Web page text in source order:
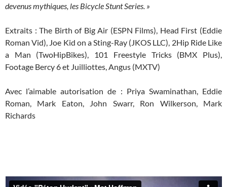
devenus mythiques, les Bicycle Stunt Series. »
Extraits : The Birth of Big Air (ESPN Films), Head First (Eddie
Roman Vid), Joe Kid on a Sting-Ray (JKOS LLC), 2Hip Ride Like
a Man (TwoHipBikes), 101 Freestyle Tricks (BMX Plus),
Footage Bercy 6 et Juilliottes, Angus (MXTV)
Avec l’aimable autorisation de : Priya Swaminathan, Eddie
Roman, Mark Eaton, John Swarr, Ron Wilkerson, Mark
Richards